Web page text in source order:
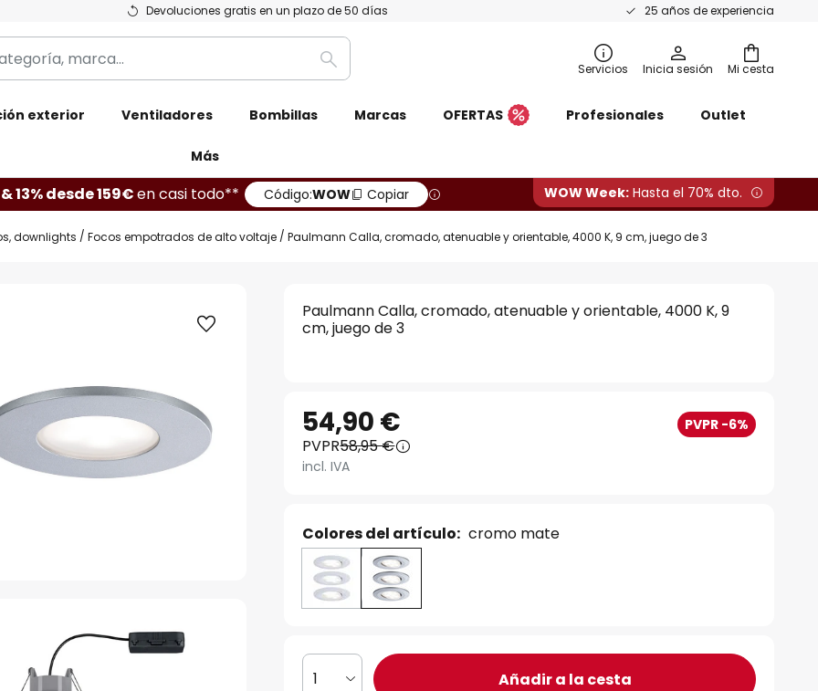
Devoluciones gratis en un plazo de 50 días 25 años de experiencia
Mi cesta
Buscar Servicios Inicia sesión
exterior Ventiladores Bombillas Marcas OFERTAS Profesionales Outlet
Más
13% desde 159€en casi todo** Código:WOW Copiar WOW Week: Hasta el 70% dto.
downlights Focos empotrados de alto voltaje Paulmann Calla, cromado, atenuable y orientable, 4000 K, 9 cm, juego de 3
Paulmann Calla, cromado, atenuable y orientable, 4000 K, 9
cm, juego de 3
54,90 € PVPR -6%
PVPR58,95 €
incl. IVA
Colores del artículo: cromo mate
1 Añadir a la cesta